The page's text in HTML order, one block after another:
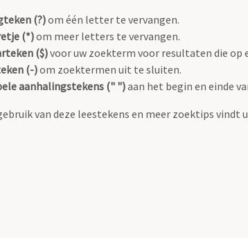
(?)om één letter te vervangen.
(*)om meer letters te vervangen.
($)voor uw zoekterm voor resultaten die op
(-)om zoektermen uit te sluiten.
aanhalingstekens (" ")aan het begin en einde
van deze leestekens en meer zoektips vindt u